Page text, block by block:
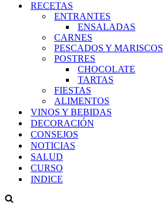
RECETAS
ENTRANTES
ENSALADAS
CARNES
PESCADOS Y MARISCOS
POSTRES
CHOCOLATE
TARTAS
FIESTAS
ALIMENTOS
VINOS Y BEBIDAS
DECORACIÓN
CONSEJOS
NOTICIAS
SALUD
CURSO
INDICE